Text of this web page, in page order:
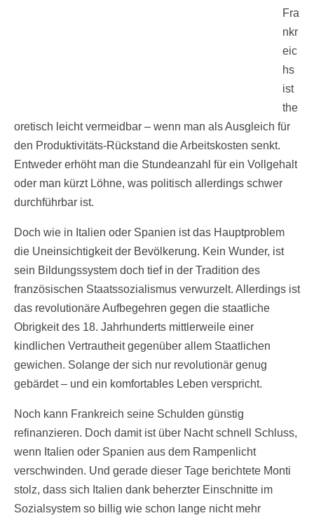
Fra
nkr
eic
hs
ist
the
oretisch leicht vermeidbar – wenn man als Ausgleich für
den Produktivitäts-Rückstand die Arbeitskosten senkt.
Entweder erhöht man die Stundeanzahl für ein Vollgehalt
oder man kürzt Löhne, was politisch allerdings schwer
durchführbar ist.
Doch wie in Italien oder Spanien ist das Hauptproblem
die Uneinsichtigkeit der Bevölkerung. Kein Wunder, ist
sein Bildungssystem doch tief in der Tradition des
französischen Staatssozialismus verwurzelt. Allerdings ist
das revolutionäre Aufbegehren gegen die staatliche
Obrigkeit des 18. Jahrhunderts mittlerweile einer
kindlichen Vertrautheit gegenüber allem Staatlichen
gewichen. Solange der sich nur revolutionär genug
gebärdet – und ein komfortables Leben verspricht.
Noch kann Frankreich seine Schulden günstig
refinanzieren. Doch damit ist über Nacht schnell Schluss,
wenn Italien oder Spanien aus dem Rampenlicht
verschwinden. Und gerade dieser Tage berichtete Monti
stolz, dass sich Italien dank beherzter Einschnitte im
Sozialsystem so billig wie schon lange nicht mehr